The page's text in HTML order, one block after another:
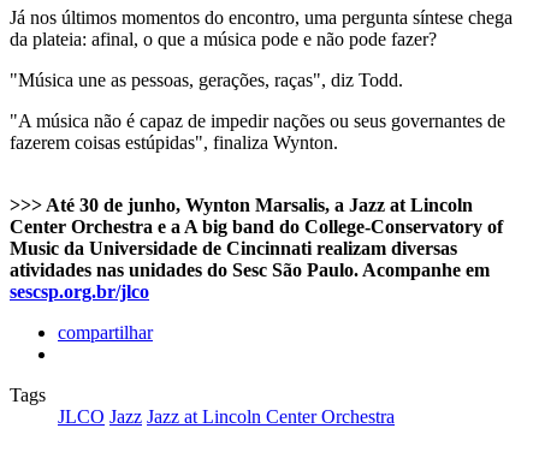
Já nos últimos momentos do encontro, uma pergunta síntese chega
da plateia: afinal, o que a música pode e não pode fazer?
"Música une as pessoas, gerações, raças", diz Todd.
"A música não é capaz de impedir nações ou seus governantes de
fazerem coisas estúpidas", finaliza Wynton.
>>> Até 30 de junho, Wynton Marsalis, a Jazz at Lincoln
Center Orchestra e a A big band do College-Conservatory of
Music da Universidade de Cincinnati realizam diversas
atividades nas unidades do Sesc São Paulo. Acompanhe em
sescsp.org.br/jlco
compartilhar
Tags
JLCO Jazz Jazz at Lincoln Center Orchestra